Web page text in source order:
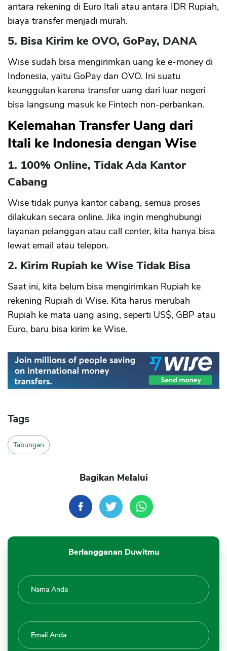
antara rekening di Euro Itali atau antara IDR Rupiah,
biaya transfer menjadi murah.
5. Bisa Kirim ke OVO, GoPay, DANA
Wise sudah bisa mengirimkan uang ke e-money di
Indonesia, yaitu GoPay dan OVO. Ini suatu
keunggulan karena transfer uang dari luar negeri
bisa langsung masuk ke Fintech non-perbankan.
Kelemahan Transfer Uang dari
Itali ke Indonesia dengan Wise
1. 100% Online, Tidak Ada Kantor
Cabang
Wise tidak punya kantor cabang, semua proses
dilakukan secara online. Jika ingin menghubungi
layanan pelanggan atau call center, kita hanya bisa
lewat email atau telepon.
2. Kirim Rupiah ke Wise Tidak Bisa
Saat ini, kita belum bisa mengirimkan Rupiah ke
rekening Rupiah di Wise. Kita harus merubah
Rupiah ke mata uang asing, seperti US$, GBP atau
Euro, baru bisa kirim ke Wise.
Tags
Tabungan
Bagikan Melalui
Berlangganan Duwitmu